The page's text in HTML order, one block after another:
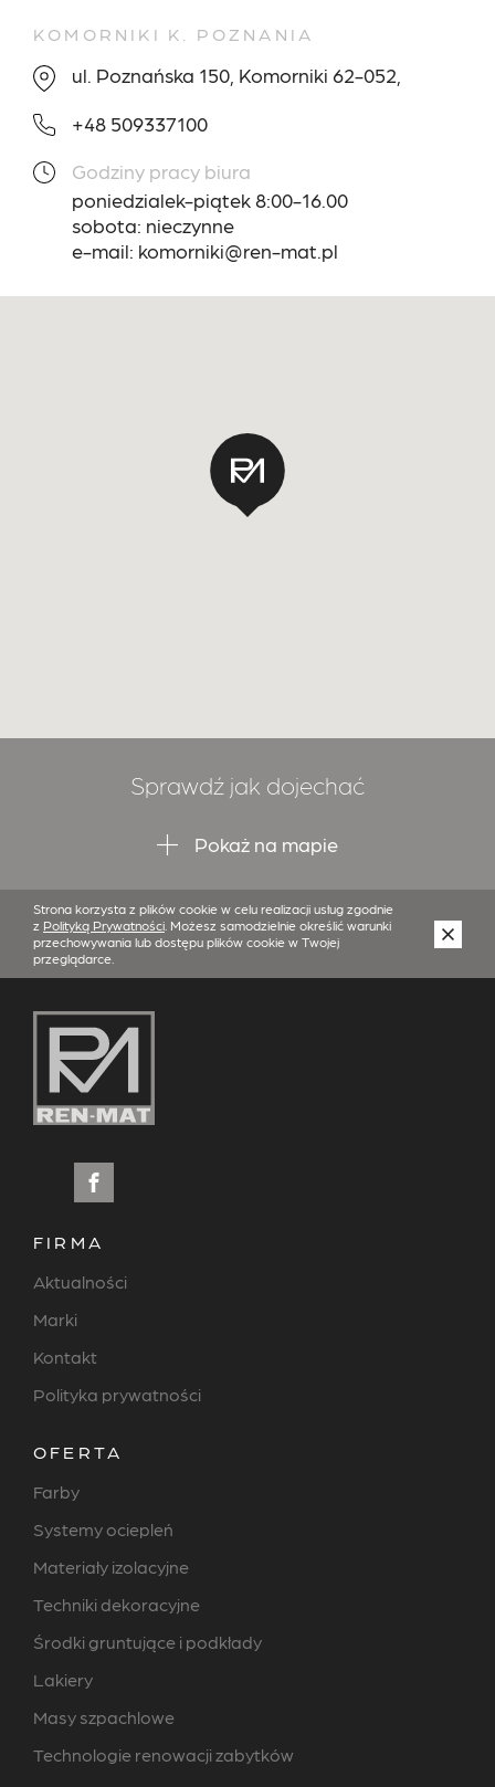
KOMORNIKI K. POZNANIA
ul. Poznańska 150, Komorniki 62-052,
+48 509337100
Godziny pracy biura
poniedzialek-piątek 8:00-16.00
sobota: nieczynne
e-mail: komorniki@ren-mat.pl
Sprawdź jak dojechać
Pokaż na mapie
Strona korzysta z plików cookie w celu realizacji usług zgodnie
z Polityką Prywatności . Możesz samodzielnie określić warunki
przechowywania lub dostępu plików cookie w Twojej
przeglądarce.
FIRMA
Aktualności
Marki
Kontakt
Polityka prywatności
OFERTA
Farby
Systemy ociepleń
Materiały izolacyjne
Techniki dekoracyjne
Środki gruntujące i podkłady
Lakiery
Masy szpachlowe
Technologie renowacji zabytków